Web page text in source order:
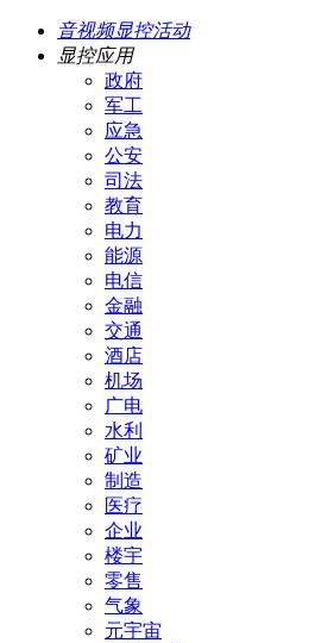
音视频显控活动
显控应用
政府
军工
应急
公安
司法
教育
电力
能源
电信
金融
交通
酒店
机场
广电
水利
矿业
制造
医疗
企业
楼宇
零售
气象
元宇宙